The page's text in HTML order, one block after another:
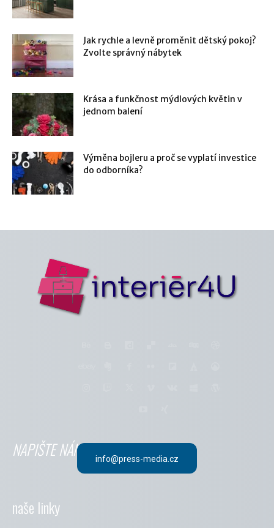
Jak rychle a levně proměnit dětský pokoj?
Zvolte správný nábytek
Krása a funkčnost mýdlových květin v
jednom balení
Výměna bojleru a proč se vyplatí investice
do odborníka?
NAPIŠTE NÁM info@press-media.cz
naše linky